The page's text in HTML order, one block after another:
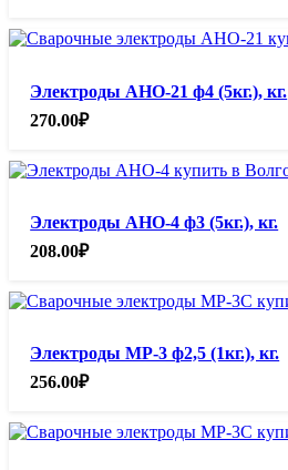
Электроды АНО-21 ф4 (5кг.), кг.
270.00₽
Электроды АНО-4 ф3 (5кг.), кг.
208.00₽
Электроды МР-3 ф2,5 (1кг.), кг.
256.00₽